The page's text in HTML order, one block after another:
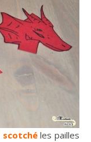
scotché les pailles